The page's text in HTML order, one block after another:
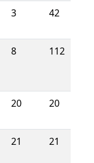
3 42
8 112
20 20
21 21